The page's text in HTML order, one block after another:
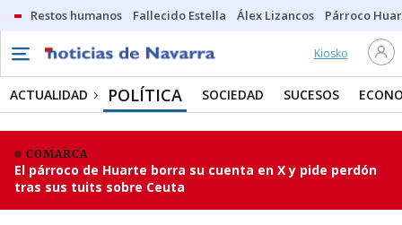
Restos humanos Fallecido Estella Álex Lizancos Párroco
Kiosko
ACTUALIDAD POLÍTICA SOCIEDAD SUCESOS
COMARCA
El párroco de Huarte borra su cuenta en X y pide perdón
tras sus tuits sobre Ceuta